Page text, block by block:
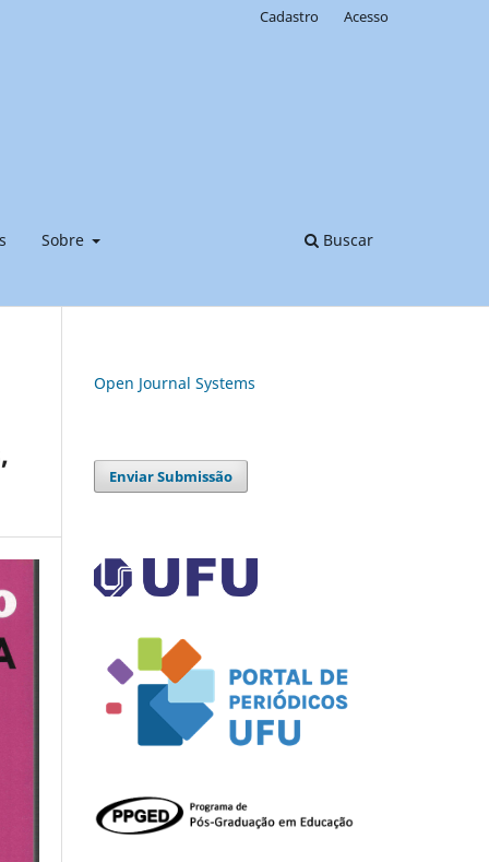
Sobre Buscar
Cadastro Acesso
Open Journal Systems
Enviar Submissão